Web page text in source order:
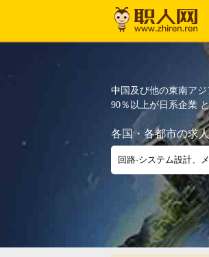
中国及び他の東南ア
90％以上が日系企業
各国・各都市の求